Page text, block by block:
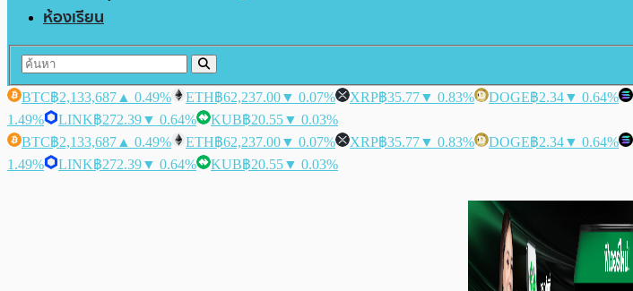
ห้องเรียน
BTC฿2,133,687 ▲ 0.49% ETH฿62,237.00▼ 0.07% XRP฿35.77▼ 0.83% DOGE฿2.34▼ 0.64%
1.49%
LINK฿272.39▼ 0.64% KUB฿20.55▼ 0.03%
BTC฿2,133,687 ▲ 0.49% ETH฿62,237.00▼ 0.07% XRP฿35.77▼ 0.83% DOGE฿2.34▼ 0.64%
1.49%
LINK฿272.39▼ 0.64% KUB฿20.55▼ 0.03%